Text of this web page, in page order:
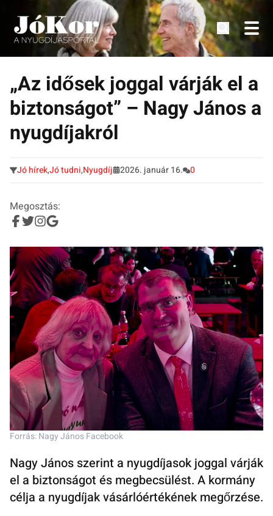
Tovább
tartalomra
Tudnivalók, érdekességek idősek számára.
„Az idősek joggal várják el a
biztonságot” – Nagy János a
nyugdíjakról
Jó hírek,Jó tudni,Nyugdíj 2026. január 16. 0
Megosztás:
Forrás: Nagy János Facebook
Nagy János szerint a nyugdíjasok joggal várják
el a biztonságot és megbecsülést. A kormány
célja a nyugdíjak vásárlóértékének megőrzése.